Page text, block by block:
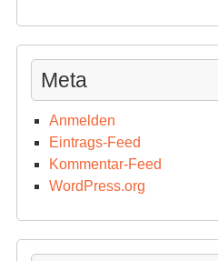
Meta
Anmelden
Eintrags-Feed
Kommentar-Feed
WordPress.org